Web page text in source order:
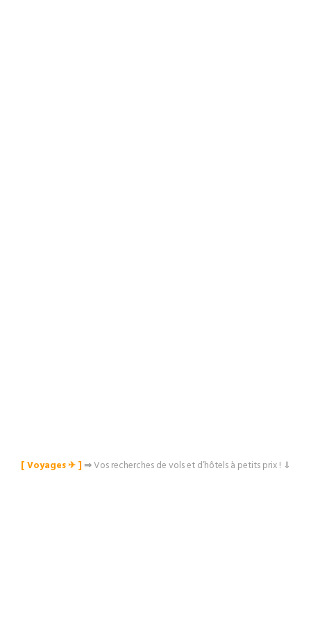
[ Voyages ✈︎ ]⇒Vos recherches de vols et d’hôtels à petits prix ! ⇓